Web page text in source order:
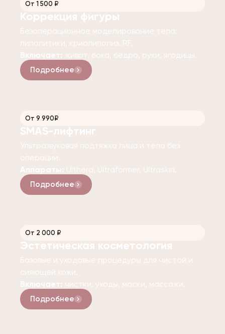
От 1 500 ₽
Коррекция фигуры
Безоперационное моделирование тела:
липолитики, криолиполиз, RF.
Включает:
живот, бока, бёдра, руки, ягодицы.
Подробнее
От 9 990₽
SMAS-лифтинг
Ультразвуковая подтяжка лица и тела без
операции.
Аппараты: Ulthera, Ultraformer, Ultraskin.
Подробнее
От 2 000 ₽
Эстетическая косметология
Базовые и уходовые процедуры для чистой и
сияющей кожи.
Включает: чистки, уходы, маски, массажи.
Подробнее